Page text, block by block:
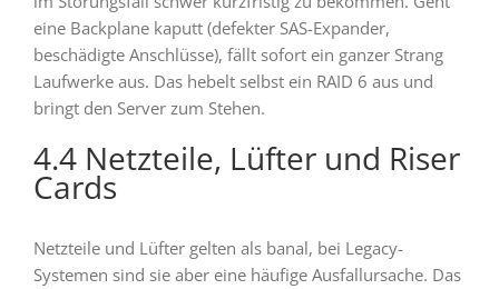
eine Backplane kaputt (defekter SAS-Expander,
beschädigte Anschlüsse), fällt sofort ein ganzer Strang
Laufwerke aus. Das hebelt selbst ein RAID 6 aus und
bringt den Server zum Stehen.
4.4 Netzteile, Lüfter und Riser
Cards
Netzteile und Lüfter gelten als banal, bei Legacy-
Systemen sind sie aber eine häufige Ausfallursache. Das